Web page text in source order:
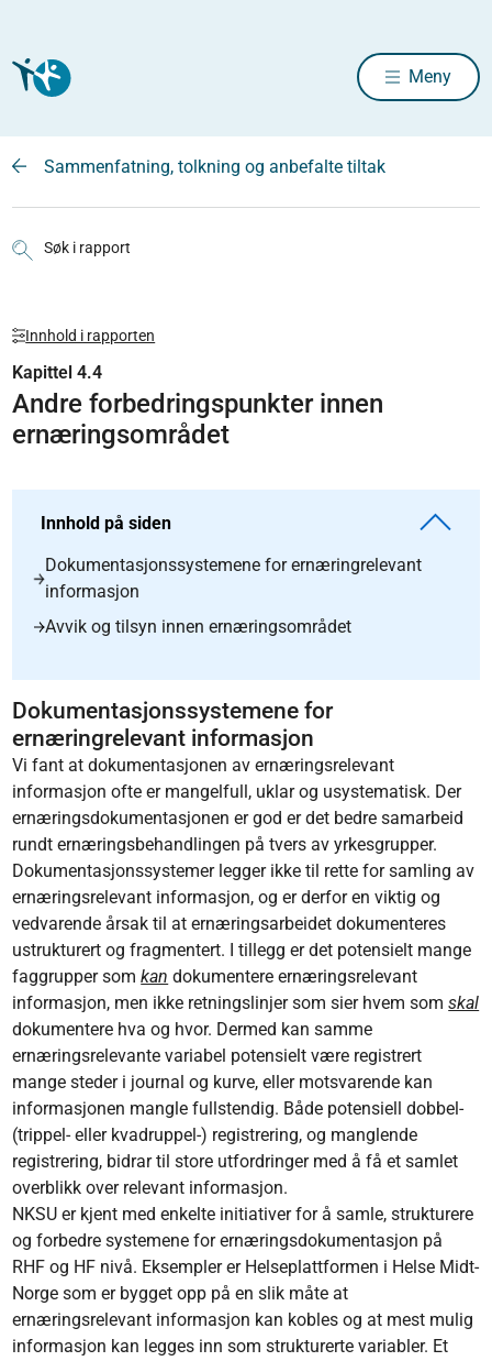
Meny
Sammenfatning, tolkning og anbefalte tiltak
Søk i rapport
Innhold i rapporten
Kapittel 4.4
Andre forbedringspunkter innen
ernæringsområdet
Innhold på siden
Dokumentasjonssystemene for ernæringrelevant
informasjon
Avvik og tilsyn innen ernæringsområdet
Dokumentasjonssystemene for
ernæringrelevant informasjon
Vi fant at dokumentasjonen av ernæringsrelevant
informasjon ofte er mangelfull, uklar og usystematisk. Der
ernæringsdokumentasjonen er god er det bedre samarbeid
rundt ernæringsbehandlingen på tvers av yrkesgrupper.
Dokumentasjonssystemer legger ikke til rette for samling av
ernæringsrelevant informasjon, og er derfor en viktig og
vedvarende årsak til at ernæringsarbeidet dokumenteres
ustrukturert og fragmentert. I tillegg er det potensielt mange
faggrupper somkan dokumentere ernæringsrelevant
informasjon, men ikke retningslinjer som sier hvem somskal
dokumentere hva og hvor. Dermed kan samme
ernæringsrelevante variabel potensielt være registrert
mange steder i journal og kurve, eller motsvarende kan
informasjonen mangle fullstendig. Både potensiell dobbel-
(trippel- eller kvadruppel-) registrering, og manglende
registrering, bidrar til store utfordringer med å få et samlet
overblikk over relevant informasjon.
NKSU er kjent med enkelte initiativer for å samle, strukturere
og forbedre systemene for ernæringsdokumentasjon på
RHF og HF nivå. Eksempler er Helseplattformen i Helse Midt-
Norge som er bygget opp på en slik måte at
ernæringsrelevant informasjon kan kobles og at mest mulig
informasjon kan legges inn som strukturerte variabler. Et